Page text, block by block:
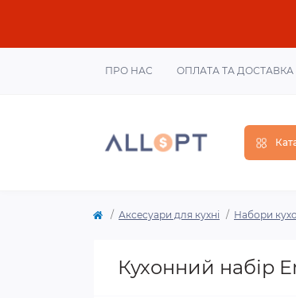
ПРО НАС ОПЛАТА ТА ДОСТАВКА
Аксесуари для кухні Набори
Кухонний набір